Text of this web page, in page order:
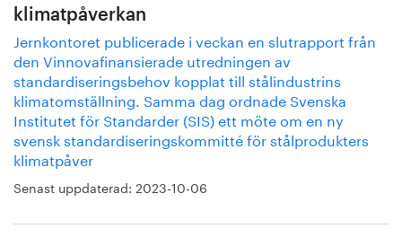
klimatpåverkan
Jernkontoret publicerade i veckan en slutrapport från
den Vinnovafinansierade utredningen av
standardiseringsbehov kopplat till stålindustrins
klimatomställning. Samma dag ordnade Svenska
Institutet för Standarder (SIS) ett möte om en ny
svensk standardiseringskommitté för stålprodukters
klimatpåver
Senast uppdaterad: 2023-10-06